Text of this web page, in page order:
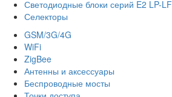
Светодиодные блоки серий E2 LP-LF
Селекторы
GSM/3G/4G
WiFi
ZigBee
Антенны и аксессуары
Беспроводные мосты